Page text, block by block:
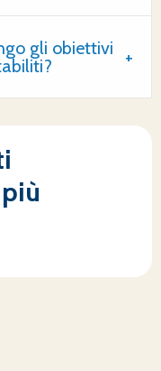
gli obiettivi